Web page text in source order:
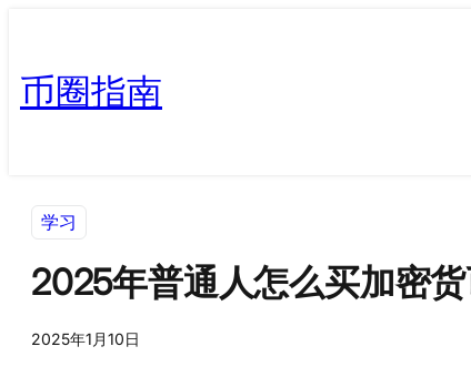
币圈指南
学习
2025年普通人怎么买加密
2025年1月10日